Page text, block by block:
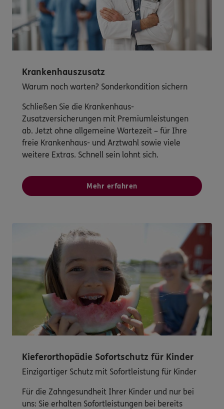
Krankenhauszusatz
Warum noch warten? Sonderkondition sichern
Schließen Sie die Krankenhaus-
Zusatzversicherungen mit Premiumleistungen
ab. Jetzt ohne allgemeine Wartezeit – für Ihre
freie Krankenhaus- und Arztwahl sowie viele
weitere Extras. Schnell sein lohnt sich.
Mehr erfahren
Kieferorthopädie Sofortschutz für Kinder
Einzigartiger Schutz mit Sofortleistung für Kinder
Für die Zahngesundheit Ihrer Kinder und nur bei
uns: Sie erhalten Sofortleistungen bei bereits